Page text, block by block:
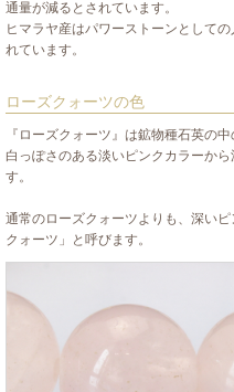
通量が減るとされています。
ヒマラヤ産はパワーストーンとして
れています。
ローズクォーツの色
『ローズクォーツ』は鉱物種石英の
白っぽさのある淡いピンクカラーか
す。
通常のローズクォーツよりも、深い
クォーツ」と呼びます。